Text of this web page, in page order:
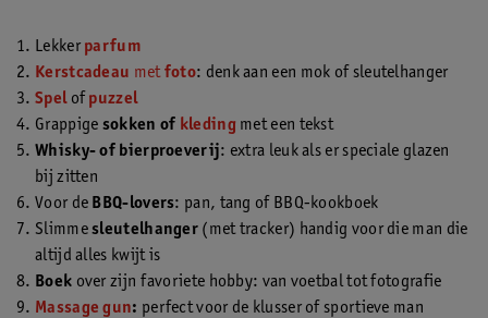
Lekker parfum
Kerstcadeau metfoto: denk aan een mok of sleutelhanger
Spel of puzzel
Grappige sokken of kledingmet een tekst
Whisky- of bierproeverij: extra leuk als er speciale glazen
bij zitten
Voor de BBQ-lovers: pan, tang of BBQ-kookboek
Slimmesleutelhanger (met tracker) handig voor die man die
altijd alles kwijt is
Boek over zijn favoriete hobby: van voetbal tot fotografie
Massage gun: perfect voor de klusser of sportieve man